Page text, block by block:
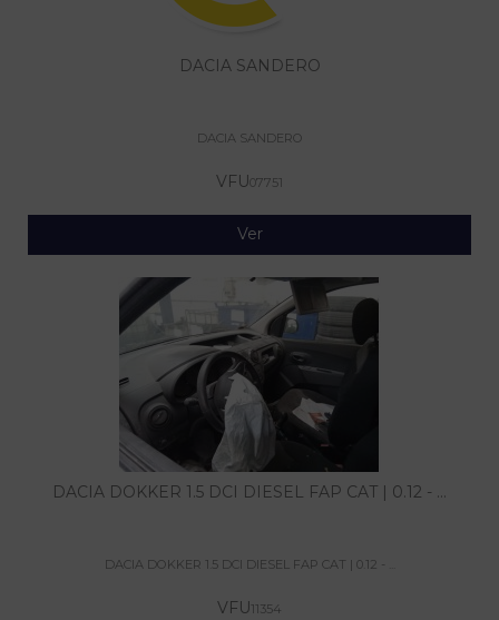
DACIA SANDERO
DACIA SANDERO
VFU07751
Ver
DACIA DOKKER 1.5 DCI DIESEL FAP CAT | 0.12 - ...
DACIA DOKKER 1.5 DCI DIESEL FAP CAT | 0.12 - ...
VFU11354